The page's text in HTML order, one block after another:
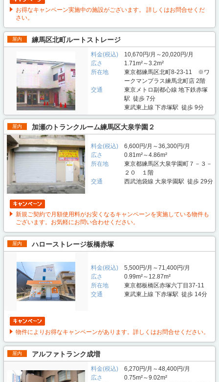
お得なキャンペーン実施中の施設がございます。 詳しくはお問合せくだ
さい。
屋内 練馬区北町ルートストレージ
料金(税込)
10,670円/月～20,020円/月
広さ
1.71m²～3.2m²
所在地
東京都練馬区北町8-23-11 ※ワ
ークマンプラス練馬北町店 2階
交通
東京メトロ副都心線 地下鉄赤塚
駅 徒歩 7分
東武東上線 下赤塚駅 徒歩 9分
屋内 加瀬のトランクルーム練馬区大泉学園２
料金(税込)
6,600円/月～36,300円/月
広さ
0.81m²～4.86m²
所在地
東京都練馬区大泉学園町７－３－
２０ １階
交通
西武池袋線 大泉学園駅 徒歩 29分
新規ご契約で月額使用料がお安くなるキャンペーンを実施している物件も
ございます。お気軽にお問い合わせください。
屋内 ハローストレージ板橋赤塚
料金(税込)
5,500円/月～71,400円/月
広さ
0.99m²～12.87m²
所在地
東京都板橋区赤塚六丁目37-11
交通
東武東上線 下赤塚駅 徒歩 14分
物件によりお得なキャンペーンがあります。詳しくはお問合せください。
屋内 アルファトランク成増
料金(税込)
6,270円/月～48,400円/月
広さ
0.75m²～9.02m²